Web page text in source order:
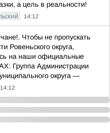
а цель в реальности!
14:12
Чтобы не пропускать
Ровеньского округа,
на наши официальные
Группа Администрации
округа —
14:12